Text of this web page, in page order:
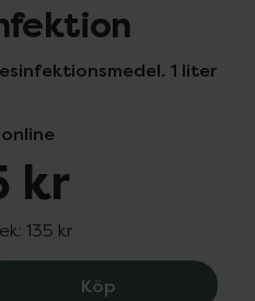
1 liter
kr
135 kr
KöpDAX